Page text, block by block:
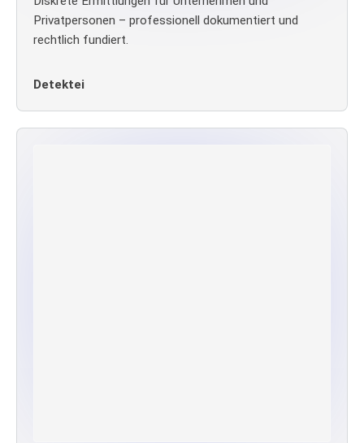
Privatpersonen – professionell dokumentiert und
rechtlich fundiert.
Detektei